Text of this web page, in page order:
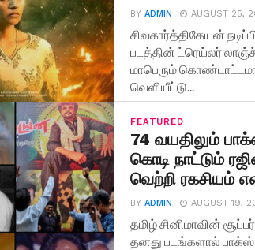
BYADMIN AUGUST 25,
சிவகார்த்திகேயன்
படத்தின் ட்ரெய்லர்
மாபெரும்
வெளியீட்டு...
FEATURED
74 வயதிலும்
கொடி நாட்டும்
வெற்றி ரகசியம்
BYADMIN AUGUST 19,
தமிழ் சினிமாவின்
தனது படங்களால் பாக்ஸ்